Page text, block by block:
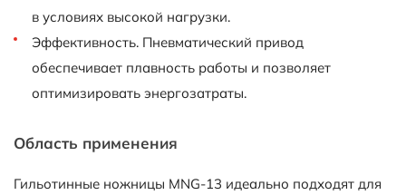
в условиях высокой нагрузки.
Эффективность. Пневматический привод
обеспечивает плавность работы и позволяет
оптимизировать энергозатраты.
Область применения
Гильотинные ножницы MNG-13 идеально подходят для